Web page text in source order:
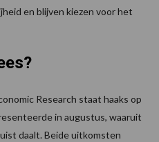
en blijven kiezen voor het
Research staat haaks op
in augustus, waaruit
daalt. Beide uitkomsten